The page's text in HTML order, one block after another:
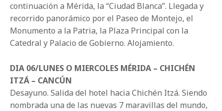
continuación a Mérida, la “Ciudad Blanca”. Llegada y
recorrido panorámico por el Paseo de Montejo, el
Monumento a la Patria, la Plaza Principal con la
Catedral y Palacio de Gobierno. Alojamiento.
DIA 06/LUNES O MIERCOLES MÉRIDA – CHICHÉN
ITZÁ – CANCÚN
Desayuno. Salida del hotel hacia Chichén Itzá. Siendo
nombrada una de las nuevas 7 maravillas del mundo,